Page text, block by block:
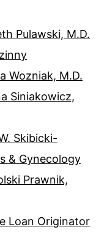
Pulawski, M.D.
Wozniak, M.D.
Siniakowicz,
Skibicki-
& Gynecology
Prawnik,
Loan Originator